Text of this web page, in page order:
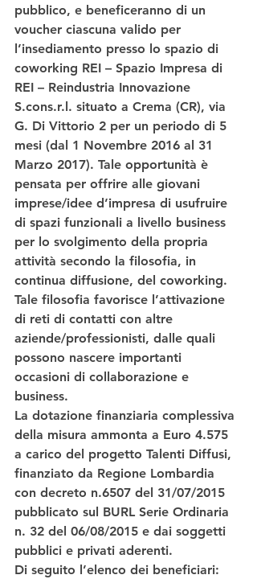
pubblico, e beneficeranno di un
voucher ciascuna valido per
l’insediamento presso lo spazio di
coworking REI – Spazio Impresa di
REI – Reindustria Innovazione
S.cons.r.l. situato a Crema (CR), via
G. Di Vittorio 2 per un periodo di 5
mesi (dal 1 Novembre 2016 al 31
Marzo 2017). Tale opportunità è
pensata per offrire alle giovani
imprese/idee d’impresa di usufruire
di spazi funzionali a livello business
per lo svolgimento della propria
attività secondo la filosofia, in
continua diffusione, del coworking.
Tale filosofia favorisce l’attivazione
di reti di contatti con altre
aziende/professionisti, dalle quali
possono nascere importanti
occasioni di collaborazione e
business.
La dotazione finanziaria complessiva
della misura ammonta a Euro 4.575
a carico del progetto Talenti Diffusi,
finanziato da Regione Lombardia
con decreto n.6507 del 31/07/2015
pubblicato sul BURL Serie Ordinaria
n. 32 del 06/08/2015 e dai soggetti
pubblici e privati aderenti.
Di seguito l’elenco dei beneficiari: